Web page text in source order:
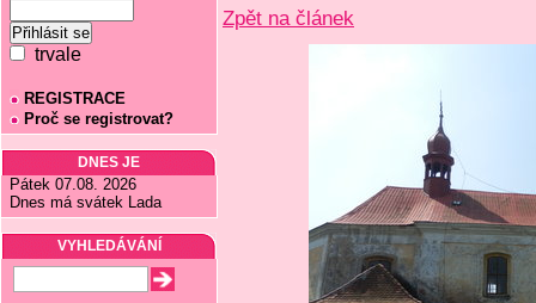
trvale
REGISTRACE
Proč se registrovat?
DNES JE
Pátek 07.08. 2026
Dnes má svátek Lada
VYHLEDÁVÁNÍ
Zpět na článek